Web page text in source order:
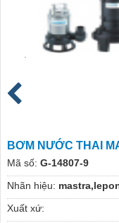
BƠM NƯỚC THAI
Mã số: G-14807-9
Nhãn hiệu:
Xuất xứ: